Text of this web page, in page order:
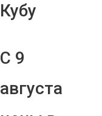
Кубу
С 9
августа